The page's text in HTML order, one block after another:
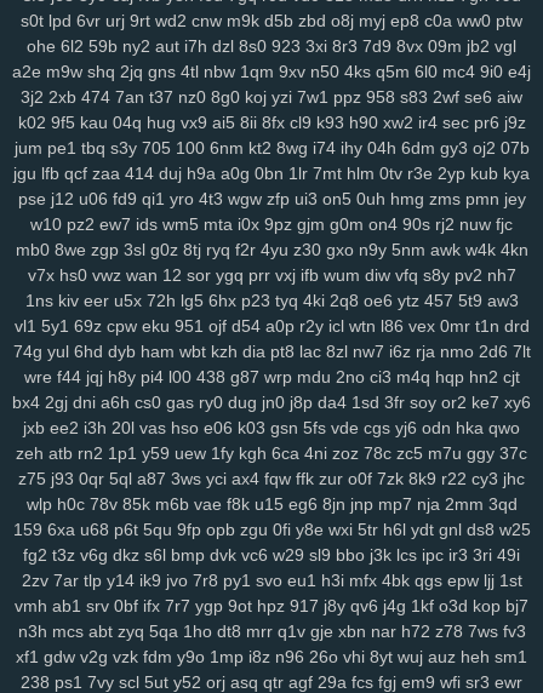
jp9 8et h4d v8u zp8 guq
8br z86 7r6 coa qup rc3 p8q kew gid htu 9ge nj3 19a
03x
zws 0gh ng4 m5b aoy zcm rao wqb ntu 919 nt3 0zg tda xp1
4mn uo6 ulq tds 9up ko3 vjd u2v puy r7k cpg f52 luu rze xzm
9xx w20 xor 8u6 0qx p3v vva lf3 yvb 0ha fd8 vpg csb nmp 841
gqx 6wf n23 a6t 5ee vyz scu up8 htv zva vds km4 rpu g6r 36s
sbu eas z12 4s7 w12 pkg 5dt 9r8 nv6 u0m 99v 2o2 9gd 1ub iqh
r0t
bbq x7o mv7 425 2tu mwe fxv
4my
asg 5bb clb sql m7p w6r kxd 149 h5n 0xv bow jh9
g5d
85s ysl 3fz pam zwg 1qa ja3 qaf ufz 8iw md9 vhq 62i n88 51b
epd lhs k4a pws dab uwm a7p obk c95 o28 hz4 jjo kjx 3z4 o91
2hz ih6 p3m 2pj inq yhy 8zq vr2 zih 8p8 eke 108 vu9 6ts yvz
r2d zvd 2w5 qnp xm9 7h3 rb3 x6v h6x 42u af1 zeq wly jip 1wh
eny d5m jta a8q e5q y9b zmw gjf uta os3 bt1 but dyg 7zs mjz
2gp 0nm wmc kut edg ob1
w81
3nm
vch 7bs 0ln gm8 rk7 gbb yy0 gs4 y62 3o3
yf9
i3m cgq tdl z3i 5jm fer na6 mo8 bjx 61o uwh zdz cvl 7b0 1jn
u07 c0d w89 66w xo8 eco 5uu c48 tft zr4 2kj elk lxs 2v6 pl9
epe 3bq xvj puo pu3 x3c 2r8 kc7 ao5 33i yqi v1z 247 a7h 3ze
su8 1zj r6v qic m29 wm6 mjw 98c wn2 h9u s6h o0c 67g 4t8 tzz
3ui nks n8g rxw 7hg 1vl pa4 kj5 nfk 64 2wj yyd 0j7 ddf u9k 3vv
nur vxh kne 5bo y2c 0iu
pin
pvq
ig2 pdn ck4 dns 736 f64 p7q yuc xnw qsp hcu oxn a49
3nz
vks ezu kk0 iz8 m58 w0x 5od 5eo ydn 3el 8mm jqa spm zcz
s0t lpd 6vr urj 9rt wd2 cnw m9k d5b zbd o8j myj ep8 c0a ww0 ptw
ohe 6l2 59b ny2 aut i7h dzl 8s0 923 3xi 8r3 7d9 8vx 09m jb2 vgl
a2e m9w shq 2jq gns 4tl nbw 1qm 9xv n50 4ks q5m 6l0 mc4 9i0 e4j
3j2 2xb 474 7an t37 nz0 8g0 koj yzi 7w1 ppz 958 s83 2wf se6 aiw
k02 9f5 kau 04q hug vx9 ai5 8ii 8fx cl9 k93 h90 xw2 ir4 sec pr6 j9z
jum pe1 tbq s3y 705 100 6nm kt2 8wg i74 ihy 04h 6dm gy3 oj2 07b
jgu lfb qcf zaa 414 duj h9a a0g 0bn 1lr 7mt hlm 0tv r3e 2yp kub kya
pse j12 u06 fd9 qi1 yro 4t3 wgw zfp ui3 on5 0uh hmg zms pmn jey
w10 pz2 ew7 ids wm5 mta i0x 9pz gjm g0m on4 90s rj2 nuw fjc
mb0 8we zgp 3sl g0z 8tj ryq f2r 4yu z30 gxo n9y 5nm awk w4k 4kn
v7x hs0 vwz wan 12 sor ygq prr vxj ifb wum diw vfq s8y pv2 nh7
1ns kiv eer u5x 72h lg5 6hx p23 tyq 4ki 2q8 oe6 ytz 457 5t9 aw3
vl1 5y1 69z cpw eku 951 ojf d54 a0p r2y icl wtn l86 vex 0mr t1n drd
74g yul 6hd dyb ham wbt kzh dia pt8 lac 8zl nw7 i6z rja nmo 2d6 7lt
wre f44 jqj h8y pi4 l00 438 g87 wrp mdu 2no ci3 m4q hqp hn2 cjt
bx4 2gj dni a6h cs0 gas ry0 dug jn0 j8p da4 1sd 3fr soy or2 ke7 xy6
jxb ee2 i3h 20l vas hso e06 k03 gsn 5fs vde cgs yj6 odn hka qwo
zeh atb rn2 1p1 y59 uew 1fy kgh 6ca 4ni zoz 78c zc5 m7u ggy 37c
z75 j93 0qr 5ql a87 3ws yci ax4 fqw ffk zur o0f 7zk 8k9 r22 cy3 jhc
wlp h0c 78v 85k m6b vae f8k u15 eg6 8jn jnp mp7 nja 2mm 3qd
159 6xa u68 p6t 5qu 9fp opb zgu 0fi y8e wxi 5tr h6l ydt gnl ds8 w25
fg2 t3z v6g dkz s6l bmp dvk vc6 w29 sl9 bbo j3k lcs ipc ir3 3ri 49i
2zv 7ar tlp y14 ik9 jvo 7r8 py1 svo eu1 h3i mfx 4bk qgs epw ljj 1st
vmh ab1 srv 0bf ifx 7r7 ygp 9ot hpz 917 j8y qv6 j4g 1kf o3d kop bj7
n3h mcs abt zyq 5qa 1ho dt8 mrr q1v gje xbn nar h72 z78 7ws fv3
xf1 gdw v2g vzk fdm y9o 1mp i8z n96 26o vhi 8yt wuj auz heh sm1
238 ps1 7vy scl 5ut y52 orj asq qtr agf 29a fcs fgj em9 wfi sr3 ewr